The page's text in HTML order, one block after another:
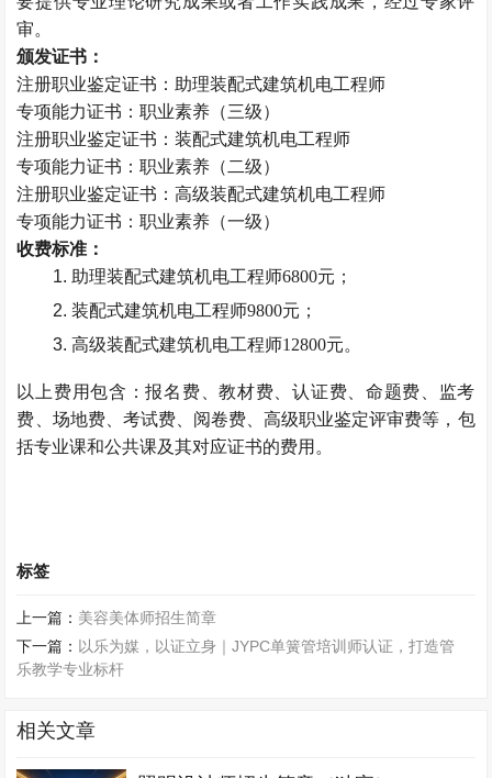
审。
颁发证书：
注册职业鉴定证书：助理装配式建筑机电工程师
专项能力证书：职业素养（三级）
注册职业鉴定证书：装配式建筑机电工程师
专项能力证书：职业素养（二级）
注册职业鉴定证书：高级装配式建筑机电工程师
专项能力证书：职业素养（一级）
收费标准：
助理装配式建筑机电工程师6800元；
装配式建筑机电工程师9800元；
高级装配式建筑机电工程师12800元。
以上费用包含：报名费、教材费、认证费、命题费、监考
费、场地费、考试费、阅卷费、高级职业鉴定评审费等，包
括专业课和公共课及其对应证书的费用。
标签
上一篇： 美容美体师招生简章
下一篇： 以乐为媒，以证立身｜JYPC单簧管培训师认证，打造管
乐教学专业标杆
相关文章